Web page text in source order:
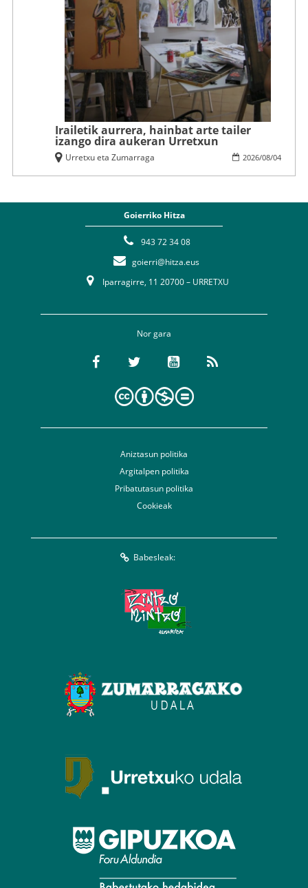
Irailetik aurrera, hainbat arte tailer
izango dira aukeran Urretxun
2026/08/04
Urretxu eta Zumarraga
Goierriko Hitza
943 72 34 08
goierri@hitza.eus
Iparragirre, 11 20700 – URRETXU
Nor gara
Aniztasun politika
Argitalpen politika
Pribatutasun politika
Cookieak
Babesleak: